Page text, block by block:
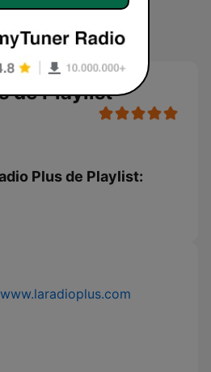
de Playlist
Plus de Playlist: